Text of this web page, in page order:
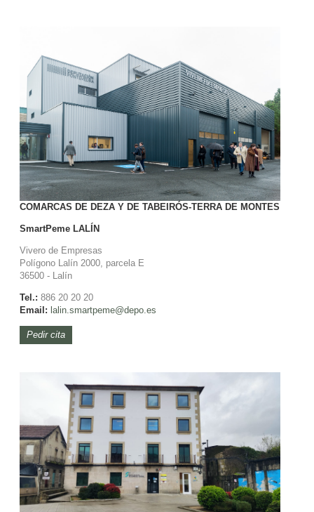
COMARCAS DE DEZA Y DE TABEIRÓS-TERRA DE MONTES
SmartPeme LALÍN
Vivero de Empresas
Polígono Lalín 2000, parcela E
36500 - Lalín
Tel.: 886 20 20 20
Email: lalin.smartpeme@depo.es
Pedir cita